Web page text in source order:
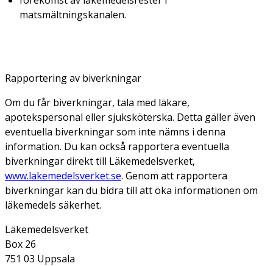
matsmältningskanalen.
Rapportering av biverkningar
Om du får biverkningar, tala med läkare,
apotekspersonal eller sjuksköterska. Detta gäller även
eventuella biverkningar som inte nämns i denna
information. Du kan också rapportera eventuella
biverkningar direkt till Läkemedelsverket,
www.lakemedelsverket.se. Genom att rapportera
biverkningar kan du bidra till att öka informationen om
läkemedels säkerhet.
Läkemedelsverket
Box 26
751 03 Uppsala